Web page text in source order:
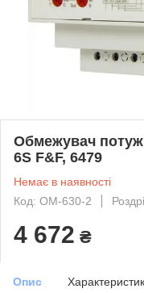
Обмежувач
6S F&F, 6479
Немає в наявності
Код: OM-630-2
4 672 ₴
Опис